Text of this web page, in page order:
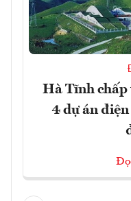
Hà Tĩnh chấp
4 dự án